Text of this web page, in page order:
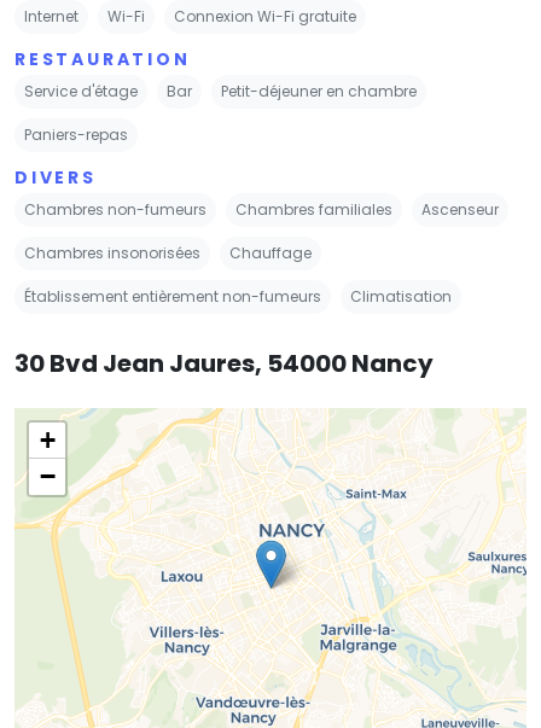
Internet Wi-Fi Connexion Wi-Fi gratuite
RESTAURATION
Service d'étage Bar Petit-déjeuner en chambre
Paniers-repas
DIVERS
Chambres non-fumeurs Chambres familiales Ascenseur
Chambres insonorisées Chauffage
Établissement entièrement non-fumeurs Climatisation
30 Bvd Jean Jaures, 54000 Nancy
+
−